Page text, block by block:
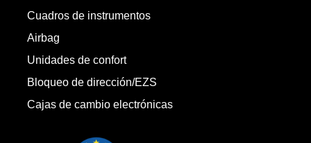
Cuadros de instrumentos
Airbag
Unidades de confort
Bloqueo de dirección/EZS
Cajas de cambio electrónicas